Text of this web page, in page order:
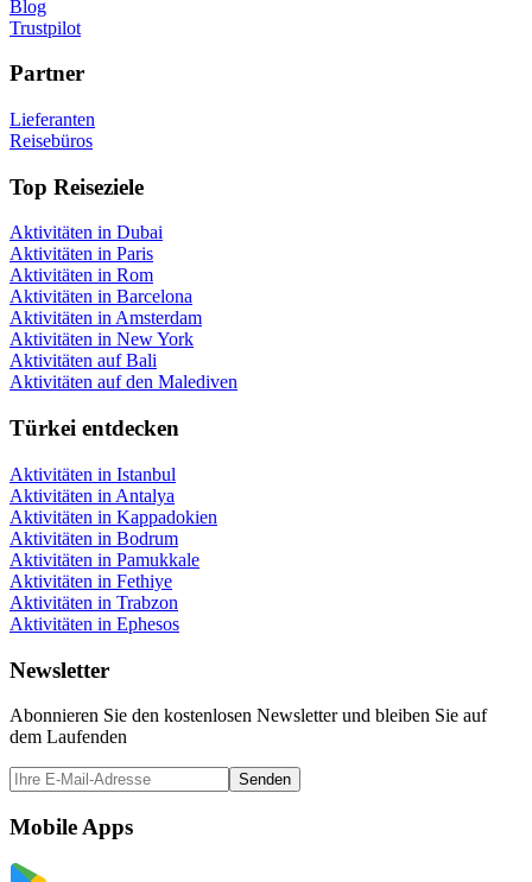
Blog
Trustpilot
Partner
Lieferanten
Reisebüros
Top Reiseziele
Aktivitäten in Dubai
Aktivitäten in Paris
Aktivitäten in Rom
Aktivitäten in Barcelona
Aktivitäten in Amsterdam
Aktivitäten in New York
Aktivitäten auf Bali
Aktivitäten auf den Malediven
Türkei entdecken
Aktivitäten in Istanbul
Aktivitäten in Antalya
Aktivitäten in Kappadokien
Aktivitäten in Bodrum
Aktivitäten in Pamukkale
Aktivitäten in Fethiye
Aktivitäten in Trabzon
Aktivitäten in Ephesos
Newsletter
Abonnieren Sie den kostenlosen Newsletter und bleiben Sie auf
dem Laufenden
Senden
Mobile Apps